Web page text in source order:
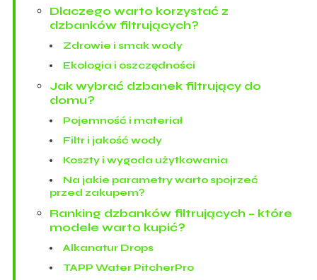
Dlaczego warto korzystać z
dzbanków filtrujących?
Zdrowie i smak wody
Ekologia i oszczędności
Jak wybrać dzbanek filtrujący do
domu?
Pojemność i materiał
Filtr i jakość wody
Koszty i wygoda użytkowania
Na jakie parametry warto spojrzeć
przed zakupem?
Ranking dzbanków filtrujących – które
modele warto kupić?
Alkanatur Drops
TAPP Water PitcherPro